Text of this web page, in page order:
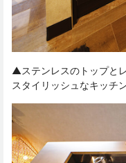
▲ステンレスのトップと
スタイリッシュなキッチン